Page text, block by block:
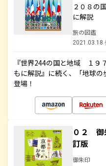
２０８の
に解説
旅の図鑑
2021.03.18
『世界244の国と地域 １９
もに解説』に続く、「地球
登場！
０２ 御
訂版
御朱印